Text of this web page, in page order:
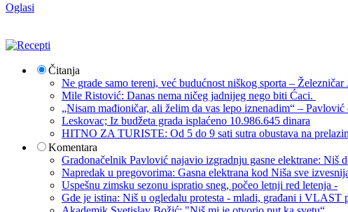
Oglasi
Čitanja
Ne grade samo tereni, već budućnost niškog sporta –
Mile Ristović: Danas nema ničeg jadnijeg nego biti Ćaci.
„Nisam mađioničar, ali želim da vas lepo iznenadim“ – Pavlović
Leskovac; Iz budžeta grada isplaćeno 10.986.645 dinara
HITNO ZA TURISTE: Od 5 do 9 sati sutra obustava na
Komentara
Gradonačelnik Pavlović najavio izgradnju gasne elektrane: Niš
Napredak u pregovorima: Gasna elektrana kod Niša sve
Uspešnu zimsku sezonu ispratio sneg, počeo letnji red letenja -
Gde je istina: Niš u ogledalu protesta - mladi, građani i VLAST